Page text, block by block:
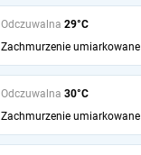
Odczuwalna 29°C
Zachmurzenie umiarkowane
Odczuwalna 30°C
Zachmurzenie umiarkowane